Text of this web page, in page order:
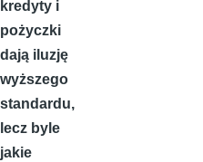
kredyty i
pożyczki
dają iluzję
wyższego
standardu,
lecz byle
jakie